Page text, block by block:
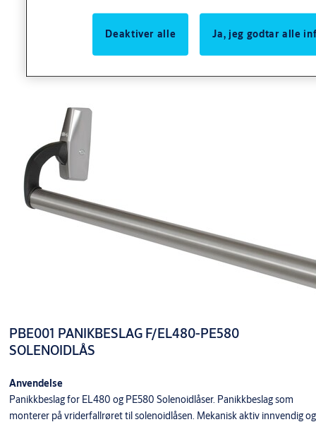
PBE002 PANIKKBESLAG F/PE590/PE592
MOTORLÅS
PRESTO 3-20/030 FKR NØDVRIDER
F/EL595 - EL595FU
INOXI 3-19K/030 RST NØDVRIDER F/EL595 -
EL595FU
PBE001 PANIKBESLAG F/EL480-PE580
SOLENOIDLÅS
Anvendelse
Panikkbeslag for EL480 og PE580 Solenoidlåser. Panikkbeslag som
monterer på vriderfallrøret til solenoidlåsen. Mekanisk aktiv innvendig og
Deaktiver alle Ja, jeg godtar alle